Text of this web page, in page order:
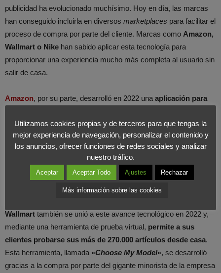
publicidad ha evolucionado muchísimo. Hoy en día, las marcas
han conseguido incluirla en diversos marketplaces para facilitar el
proceso de compra por parte del cliente. Marcas como Amazon,
Wallmart o Nike han sabido aplicar esta tecnología para
proporcionar una experiencia mucho más completa al usuario sin
salir de casa.
Amazon, por su parte, desarrolló en 2022 una aplicación para
comprarlas, para saber cómo les quedarían a través de VR.
También desarrolló en 2023 «Amazon Showroom«, otra
herramienta que permite probar y diseñar en diferentes
ambientes (habitación, comedor, salón, etc.) colores de
pared, suelos, muebles, lámparas
, todos ellos disponibles en la
tienda de Amazon.
Wallmart también se unió a este avance tecnológico en 2022 y,
mediante una herramienta de prueba virtual, permite a sus
clientes probarse sus más de 270.000 artículos desde casa.
Esta herramienta, llamada «Choose My Model«, se desarrolló
gracias a la compra por parte del gigante minorista de la empresa
Utilizamos cookies propias y de terceros para que tengas la
mejor experiencia de navegación, personalizar el contenido y
los anuncios, ofrecer funciones de redes sociales y analizar
nuestro tráfico.
Aceptar Aceptar Todo Ajustes Rechazar
Más información sobre las cookies